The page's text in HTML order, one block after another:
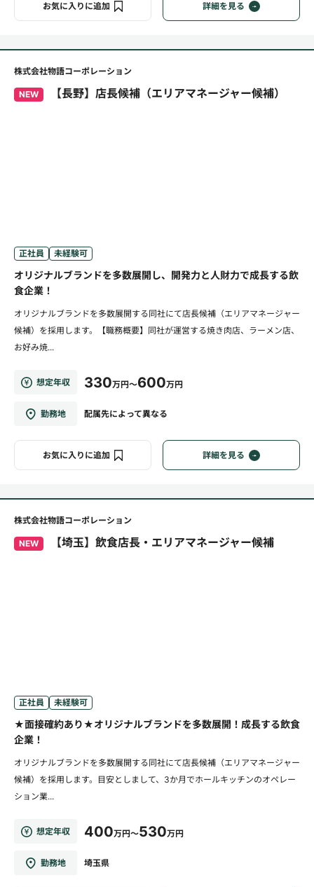
お気に入りに追加 詳細を見る
株式会社物語コーポレーション
NEW 【長野】店長候補（エリアマネージャー候補）
正社員 未経験可
オリジナルブランドを多数展開し、開発力と人財力で成長する飲
食企業！
オリジナルブランドを多数展開する同社にて店長候補（エリアマネージャー
候補）を採用します。【職務概要】同社が運営する焼き肉店、ラーメン店、
お好み焼...
想定年収 330万円～600万円
勤務地 配属先によって異なる
お気に入りに追加 詳細を見る
株式会社物語コーポレーション
NEW 【埼玉】飲食店長・エリアマネージャー候補
正社員 未経験可
★面接確約あり★オリジナルブランドを多数展開！成長する飲食
企業！
オリジナルブランドを多数展開する同社にて店長候補（エリアマネージャー
候補）を採用します。目安としまして、3か月でホールキッチンのオペレー
ション業...
想定年収 400万円～530万円
勤務地 埼玉県